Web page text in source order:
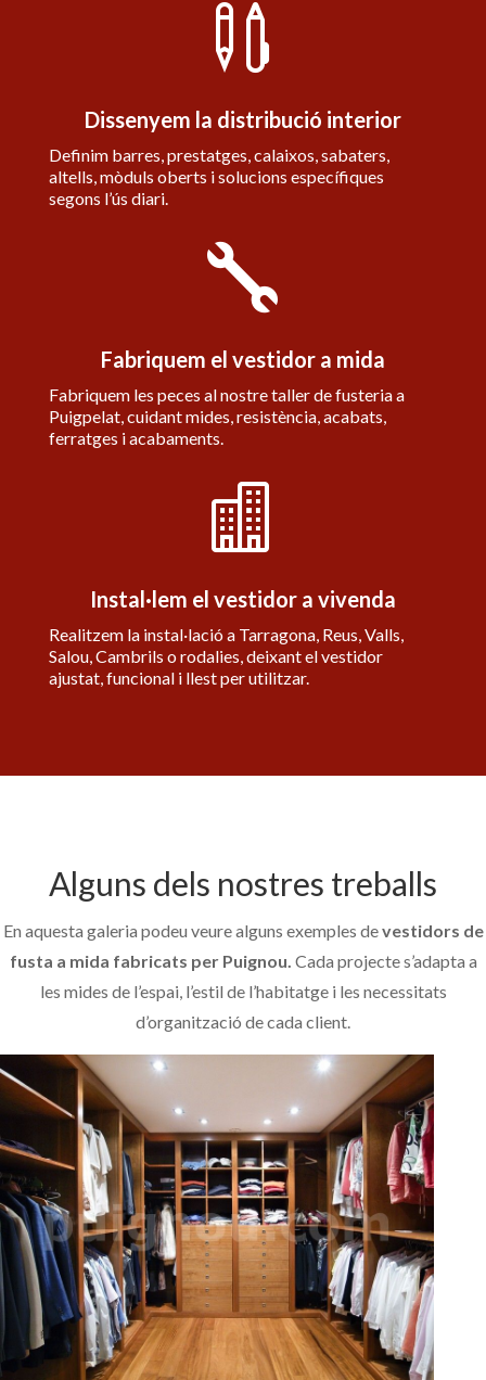

Dissenyem la distribució interior
Definim barres, prestatges, calaixos, sabaters,
altells, mòduls oberts i solucions específiques
segons l’ús diari.

Fabriquem el vestidor a mida
Fabriquem les peces al nostre taller de fusteria a
Puigpelat, cuidant mides, resistència, acabats,
ferratges i acabaments.

Instal·lem el vestidor a vivenda
Realitzem la instal·lació a Tarragona, Reus, Valls,
Salou, Cambrils o rodalies, deixant el vestidor
ajustat, funcional i llest per utilitzar.
Alguns dels nostres treballs
En aquesta galeria podeu veure alguns exemples devestidors de
fusta a mida fabricats per Puignou. Cada projecte s’adapta a
les mides de l’espai, l’estil de l’habitatge i les necessitats
d’organització de cada client.